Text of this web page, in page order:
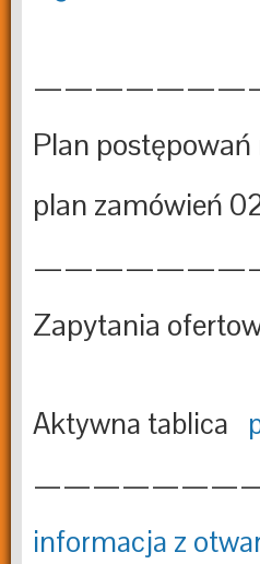
Plan
plan zamówień
Zapytania
Aktywna tablica
informacja z